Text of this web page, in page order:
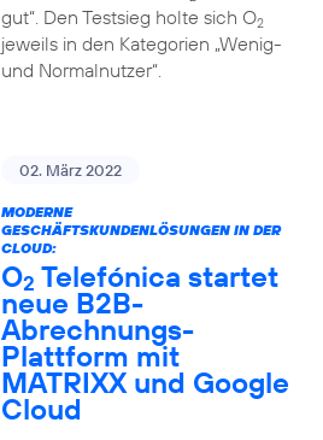
gut“. Den Testsieg holte sich O2
jeweils in den Kategorien „Wenig-
und Normalnutzer“.
02. März 2022
MODERNE
GESCHÄFTSKUNDENLÖSUNGEN IN DER
CLOUD:
O2 Telefónica startet
neue B2B-
Abrechnungs-
Plattform mit
MATRIXX und Google
Cloud